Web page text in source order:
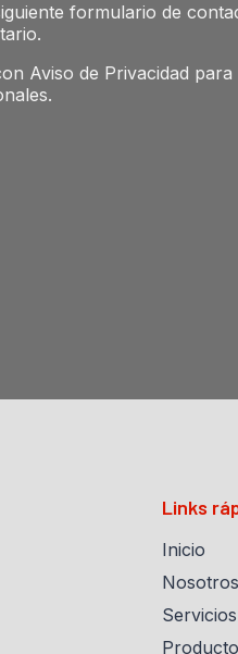
formulario de
Aviso de Privacidad para
Links
Inicio
Nosotros
Servicios